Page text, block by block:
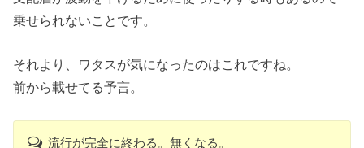
乗せられないことです。
それより、ワタスが気になったのはこれですね。
前から載せてる予言。
流行が完全に終わる。無くなる。